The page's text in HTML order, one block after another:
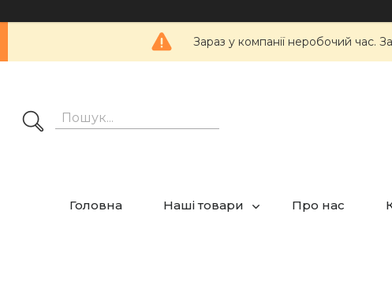
Зараз у компанії неробочий час.
Головна Наші товари Про нас